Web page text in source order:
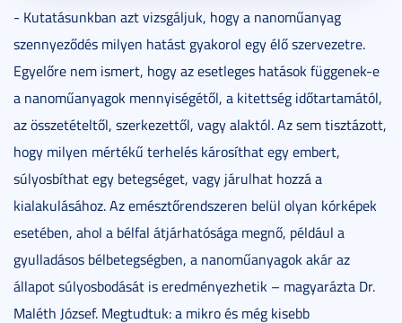
- Kutatásunkban azt vizsgáljuk, hogy a nanoműanyag
szennyeződés milyen hatást gyakorol egy élő szervezetre.
Egyelőre nem ismert, hogy az esetleges hatások függenek-e
a nanoműanyagok mennyiségétől, a kitettség időtartamától,
az összetételtől, szerkezettől, vagy alaktól. Az sem tisztázott,
hogy milyen mértékű terhelés károsíthat egy embert,
súlyosbíthat egy betegséget, vagy járulhat hozzá a
kialakulásához. Az emésztőrendszeren belül olyan kórképek
esetében, ahol a bélfal átjárhatósága megnő, például a
gyulladásos bélbetegségben, a nanoműanyagok akár az
állapot súlyosbodását is eredményezhetik – magyarázta Dr.
Maléth József. Megtudtuk: a mikro és még kisebb